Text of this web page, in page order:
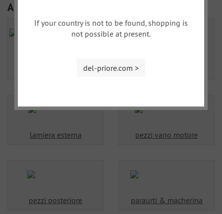
Altre categorie
lamiera esterna pezzi vano motore
pezzi posteriore paraurti & macherina
If your country is not to be found, shopping is
not possible at present.
del-priore.com >